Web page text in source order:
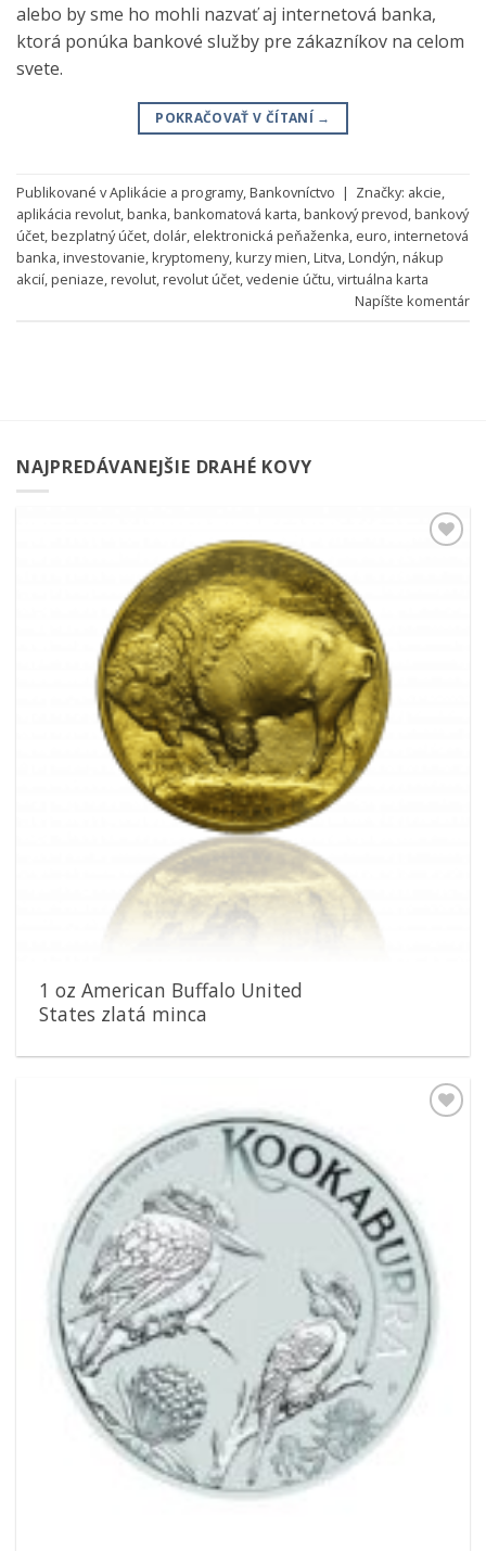
alebo by sme ho mohli nazvať aj internetová banka,
ktorá ponúka bankové služby pre zákazníkov na celom
svete.
POKRAČOVAŤ V ČÍTANÍ →
Publikované vAplikácie a programy,Bankovníctvo | Značky: akcie,
aplikácia revolut,banka,bankomatová karta,bankový prevod,bankový
účet,bezplatný účet, dolár, elektronická peňaženka, euro,internetová
banka,investovanie,kryptomeny,kurzy mien,Litva,Londýn,nákup
akcií,peniaze,revolut,revolut účet,vedenie účtu,virtuálna karta
Napíšte komentár
NAJPREDÁVANEJŠIE DRAHÉ KOVY
1 oz American Buffalo United
States zlatá minca